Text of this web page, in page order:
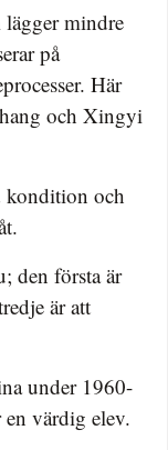
lägger mindre
på
Här
och Xingyi
kondition och
den första är
är att
under 1960-
värdig elev.